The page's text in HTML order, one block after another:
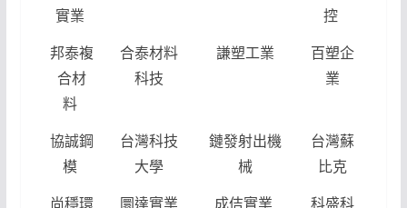
實業
控
邦泰複
合材
料
合泰材料
科技
謙塑工業
百塑企
業
協誠鋼
模
台灣科技
大學
鏈發射出機
械
台灣蘇
比克
尚穩環
圜達實業 成佶實業
科盛科